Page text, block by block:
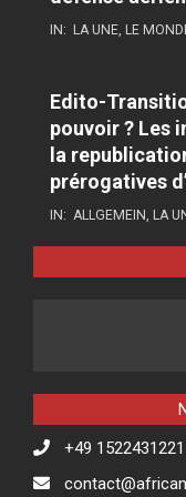
IN: LA UNE, LE
Edito-
pouvoir ? Les
la
prérogatives
IN: ALLGEMEIN, LA
+49